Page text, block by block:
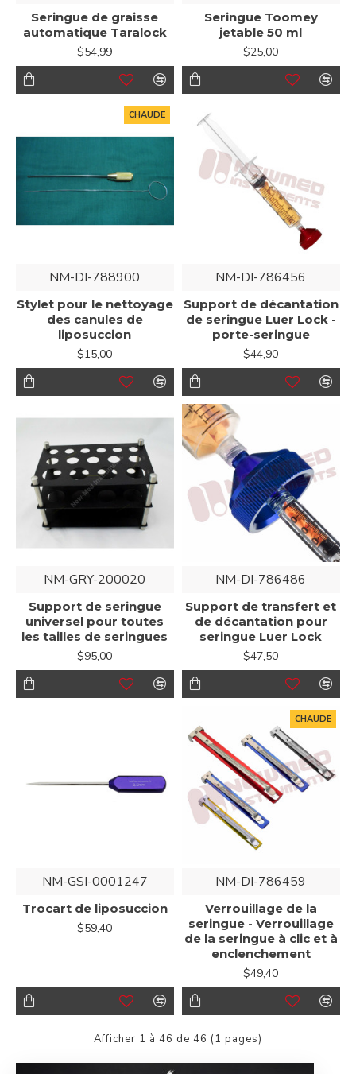
Seringue de graisse
automatique Taralock
$54,99
Seringue Toomey
jetable 50 ml
$25,00
CHAUDE
NM-DI-788900
Stylet pour le nettoyage
des canules de
liposuccion
$15,00
NM-DI-786456
Support de décantation
de seringue Luer Lock -
porte-seringue
$44,90
NM-GRY-200020
Support de seringue
universel pour toutes
les tailles de seringues
$95,00
NM-DI-786486
Support de transfert et
de décantation pour
seringue Luer Lock
$47,50
NM-GSI-0001247
Trocart de liposuccion
$59,40
CHAUDE
NM-DI-786459
Verrouillage de la
seringue - Verrouillage
de la seringue à clic et à
enclenchement
$49,40
Afficher 1 à 46 de 46 (1 pages)